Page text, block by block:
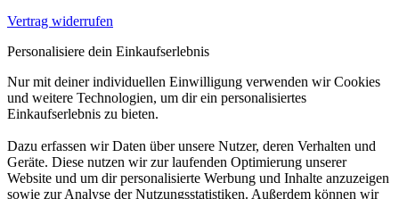
Vertrag widerrufen
Personalisiere dein Einkaufserlebnis
Nur mit deiner individuellen Einwilligung verwenden wir Cookies
und weitere Technologien, um dir ein personalisiertes
Einkaufserlebnis zu bieten.
Dazu erfassen wir Daten über unsere Nutzer, deren Verhalten und
Geräte. Diese nutzen wir zur laufenden Optimierung unserer
Website und um dir personalisierte Werbung und Inhalte anzuzeigen
sowie zur Analyse der Nutzungsstatistiken. Außerdem können wir